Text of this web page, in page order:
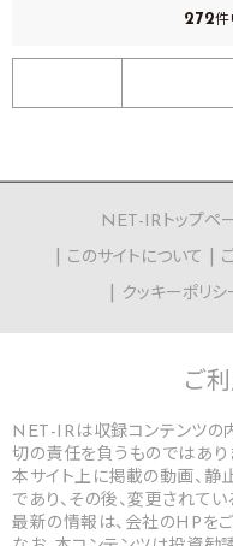
272件
NET-IRトップペ
このサイトについて
クッキーポリシ
ご
NET-IRは収録コンテンツの
切の責任を負うものではあり
本サイト上に掲載の動画、静
であり、その後、変更されてい
最新の情報は、会社のHPを